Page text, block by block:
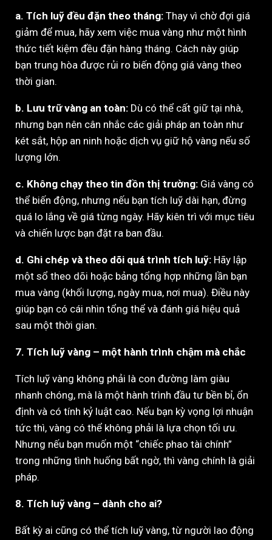
a. Tích luỹ đều đặn theo tháng: Thay vì chờ đợi giá
giảm để mua, hãy xem việc mua vàng như một hình
thức tiết kiệm đều đặn hàng tháng. Cách này giúp
bạn trung hòa được rủi ro biến động giá vàng theo
thời gian.
b. Lưu trữ vàng an toàn: Dù có thể cất giữ tại nhà,
nhưng bạn nên cân nhắc các giải pháp an toàn như
két sắt, hộp an ninh hoặc dịch vụ giữ hộ vàng nếu số
lượng lớn.
c. Không chạy theo tin đồn thị trường: Giá vàng có
thể biến động, nhưng nếu bạn tích luỹ dài hạn, đừng
quá lo lắng về giá từng ngày. Hãy kiên trì với mục tiêu
và chiến lược bạn đặt ra ban đầu.
d. Ghi chép và theo dõi quá trình tích luỹ: Hãy lập
một sổ theo dõi hoặc bảng tổng hợp những lần bạn
mua vàng (khối lượng, ngày mua, nơi mua). Điều này
giúp bạn có cái nhìn tổng thể và đánh giá hiệu quả
sau một thời gian.
7. Tích luỹ vàng – một hành trình chậm mà chắc
Tích luỹ vàng không phải là con đường làm giàu
nhanh chóng, mà là một hành trình đầu tư bền bỉ, ổn
định và có tính kỷ luật cao. Nếu bạn kỳ vọng lợi nhuận
tức thì, vàng có thể không phải là lựa chọn tối ưu.
Nhưng nếu bạn muốn một “chiếc phao tài chính”
trong những tình huống bất ngờ, thì vàng chính là giải
pháp.
8. Tích luỹ vàng – dành cho ai?
Bất kỳ ai cũng có thể tích luỹ vàng, từ người lao động